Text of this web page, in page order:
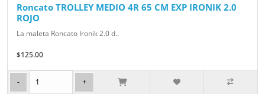
Roncato TROLLEY MEDIO 4R 65 CM EXP IRONIK 2.0
ROJO
La maleta Roncato Ironik 2.0 d..
$125.00